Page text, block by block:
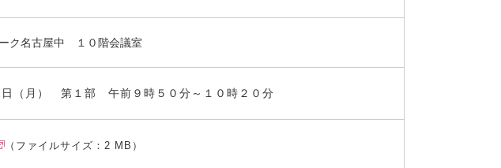
ク名古屋中 １０階会議室
日（月） 第１部 午前９時５０分～１０時２０分
（ファイルサイズ：2 MB）